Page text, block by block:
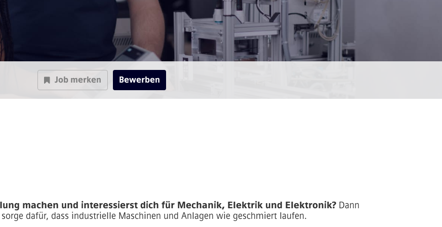
Job merken Bewerben
machen und interessierst dich für Mechanik, Elektrik und Elektronik? Dann
dafür, dass industrielle Maschinen und Anlagen wie geschmiert laufen.